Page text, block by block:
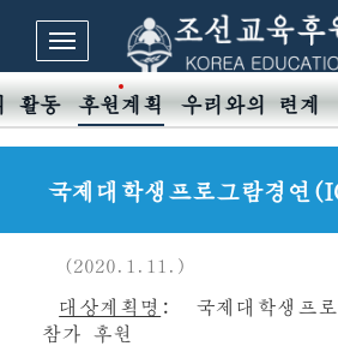
활동 후원계획 우리와의 련계
국제대학생프로그람경연
(2020.1.11.)
대상계획명 : 국제대학생프
참가 후원